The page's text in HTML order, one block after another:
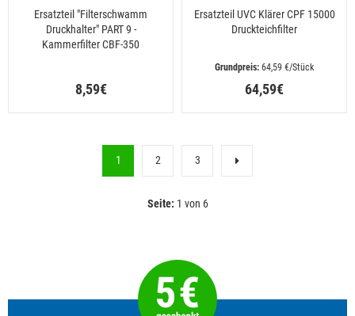
Ersatzteil "Filterschwamm
Druckhalter" PART 9 -
Kammerfilter CBF-350
8,59€
Ersatzteil UVC Klärer CPF 15000
Druckteichfilter
64,59 €/Stück
64,59€
1 2 3
Seite: 1 von 6